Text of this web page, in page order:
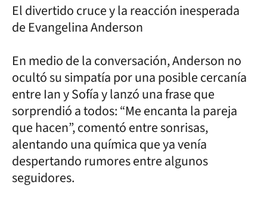
El divertido cruce y la reacción inesperada
de Evangelina Anderson
En medio de la conversación, Anderson no
ocultó su simpatía por una posible cercanía
entre Ian y Sofía y lanzó una frase que
sorprendió a todos: “Me encanta la pareja
que hacen”, comentó entre sonrisas,
alentando una química que ya venía
despertando rumores entre algunos
seguidores.